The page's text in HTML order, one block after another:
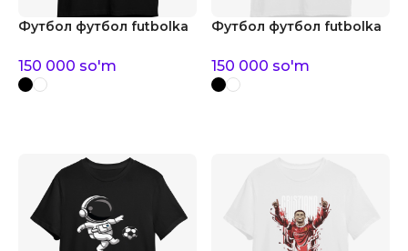
Футбол футбол futbolka
150 000 so'm
Футбол футбол futbolka
150 000 so'm